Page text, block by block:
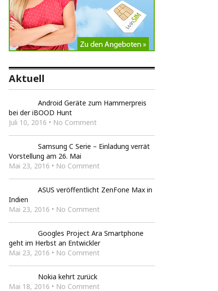
Aktuell
Android Geräte zum Hammerpreis
bei der iBOOD Hunt
Juli 10, 2016 • No Comment
Samsung C Serie – Einladung verrät
Vorstellung am 26. Mai
Mai 23, 2016 • No Comment
ASUS veröffentlicht ZenFone Max in
Indien
Mai 23, 2016 • No Comment
Googles Project Ara Smartphone
geht im Herbst an Entwickler
Mai 23, 2016 • No Comment
Nokia kehrt zurück
Mai 18, 2016 • No Comment